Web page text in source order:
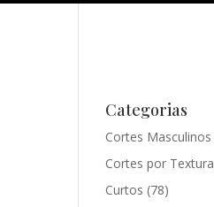
Categorias
Cortes Masculinos
Cortes por Textura
Curtos (78)